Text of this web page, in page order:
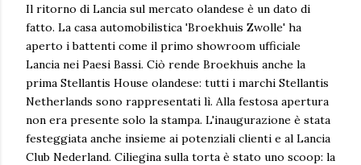
Il ritorno di Lancia sul mercato olandese è un dato di
fatto. La casa automobilistica 'Broekhuis Zwolle' ha
aperto i battenti come il primo showroom ufficiale
Lancia nei Paesi Bassi. Ciò rende Broekhuis anche la
prima Stellantis House olandese: tutti i marchi Stellantis
Netherlands sono rappresentati lì. Alla festosa apertura
non era presente solo la stampa. L'inaugurazione è stata
festeggiata anche insieme ai potenziali clienti e al Lancia
Club Nederland. Ciliegina sulla torta è stato uno scoop: la